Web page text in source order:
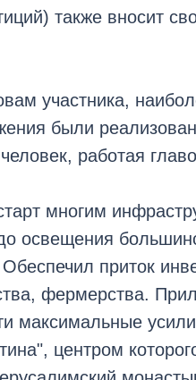
также вносит
участника,
были
работая
многим
освещения
Обеспечил приток
фермерства.
максимальные
центром